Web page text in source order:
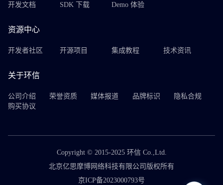
开发文档 SDK 下载 Demo 体验
资源中心
开发者社区 开源项目 集成教程 技术资讯
关于环信
公司介绍 荣誉资质 媒体报道 品牌标识
隐私合规
购买协议
Copyright © 2015-2025 环信 Co.,Ltd.
北京亿思摩博网络科技有限公司版权所有
京ICP备2023000793号